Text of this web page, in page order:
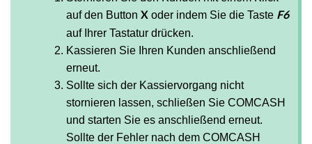
auf den Button X oder indem Sie die Taste F6
auf Ihrer Tastatur drücken.
Kassieren Sie Ihren Kunden anschließend
erneut.
Sollte sich der Kassiervorgang nicht
stornieren lassen, schließen Sie COMCASH
und starten Sie es anschließend erneut.
Sollte der Fehler nach dem COMCASH